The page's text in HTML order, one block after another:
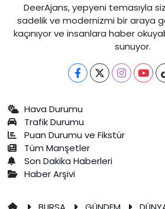
DeerAjans, yepyeni temasıyla
sadelik ve modernizmi bir araya
kaçınıyor ve insanlara haber
sunuyor.
Hava Durumu
Trafik Durumu
Puan Durumu ve Fikstür
Tüm Manşetler
Son Dakika Haberleri
Haber Arşivi